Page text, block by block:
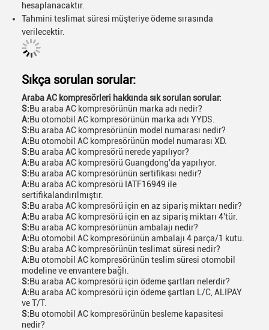
hesaplanacaktır.
Tahmini teslimat süresi müşteriye ödeme sırasında
verilecektir.
Sıkça sorulan sorular:
Araba AC kompresörleri hakkında sık sorulan sorular:
S:Bu araba AC kompresörünün marka adı nedir?
A:Bu otomobil AC kompresörünün marka adı YYDS.
S:Bu araba AC kompresörünün model numarası nedir?
A:Bu otomobil AC kompresörünün model numarası XD.
S:Bu araba AC kompresörü nerede yapılıyor?
A:Bu araba AC kompresörü Guangdong'da yapılıyor.
S:Bu araba AC kompresörünün sertifikası nedir?
A:Bu araba AC kompresörü IATF16949 ile
sertifikalandırılmıştır.
S:Bu araba AC kompresörü için en az sipariş miktarı nedir?
A:Bu araba AC kompresörü için en az sipariş miktarı 4'tür.
S:Bu araba AC kompresörünün ambalajı nedir?
A:Bu otomobil AC kompresörünün ambalajı 4 parça/1 kutu.
S:Bu araba AC kompresörünün teslimat süresi nedir?
A:Bu otomobil AC kompresörünün teslim süresi otomobil
modeline ve envantere bağlı.
S:Bu araba AC kompresörü için ödeme şartları nelerdir?
A:Bu araba AC kompresörü için ödeme şartları L/C, ALIPAY
ve T/T.
S:Bu otomobil AC kompresörünün besleme kapasitesi
nedir?